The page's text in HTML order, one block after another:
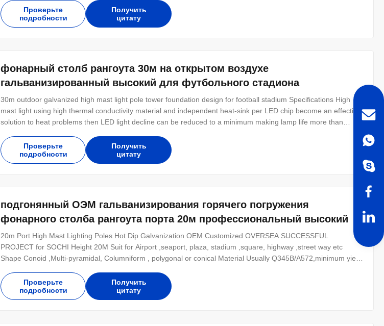
than 85% energy saving and 200% maintenance costs
Проверьте
подробности
Получить
цитату
фонарный столб рангоута 30м на открытом воздухе
гальванизированный высокий для футбольного стадиона
30m outdoor galvanized high mast light pole tower foundation design for football stadium​ Specifications High
mast light using high thermal conductivity material and independent heat-sink per LED chip become an effective
solution to heat problems then LED light decline can be reduced to a minimum making lamp life more than
lamps with more than 85% energy saving and 200%
Проверьте
подробности
Получить
цитату
подгонянный ОЭМ гальванизирования горячего погружения
фонарного столба рангоута порта 20м профессиональный высокий
20m Port High Mast Lighting Poles Hot Dip Galvanization OEM Customized OVERSEA SUCCESSFUL
PROJECT for SOCHI Height 20M Suit for Airport ,seaport, plaza, stadium ,square, highway ,street way etc
Shape Conoid ,Multi-pyramidal, Columniform , polygonal or conical Material Usually Q345B/A572,minimum yield
,ASTM573 GR65, GR50 ,SS400, SS490, to ST52- Lamp power 20 W- 400 W (HPS/MH)
Проверьте
подробности
Получить
цитату